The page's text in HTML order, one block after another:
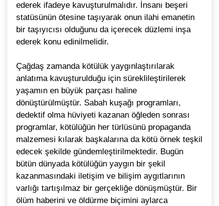
ederek ifadeye kavuşturulmalıdır. İnsanı beşeri
statüsünün ötesine taşıyarak onun ilahi emanetin
bir taşıyıcısı olduğunu da içerecek düzlemi inşa
ederek konu edinilmelidir.
Çağdaş zamanda kötülük yaygınlaştırılarak
anlatıma kavuşturulduğu için süreklileştirilerek
yaşamın en büyük parçası haline
dönüştürülmüştür. Sabah kuşağı programları,
dedektif olma hüviyeti kazanan öğleden sonrası
programlar, kötülüğün her türlüsünü propaganda
malzemesi kılarak başkalarına da kötü örnek teşkil
edecek şekilde gündemleştirilmektedir. Bugün
bütün dünyada kötülüğün yaygın bir şekil
kazanmasındaki iletişim ve bilişim aygıtlarının
varlığı tartışılmaz bir gerçekliğe dönüşmüştür. Bir
ölüm haberini ve öldürme biçimini aylarca